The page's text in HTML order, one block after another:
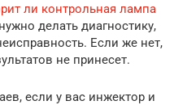
ли контрольная лампа
делать диагностику,
Если же нет,
не принесет.
если у вас инжектор и